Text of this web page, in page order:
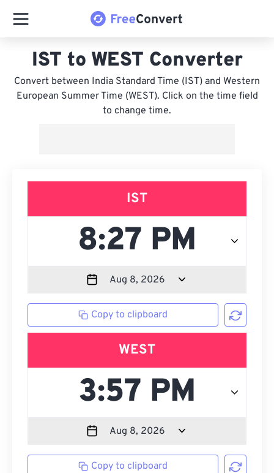
IST to WEST Converter
Convert between India Standard Time (IST) and Western
European Summer Time (WEST). Click on the time field
to change time.
IST
Copy to clipboard
WEST
Copy to clipboard